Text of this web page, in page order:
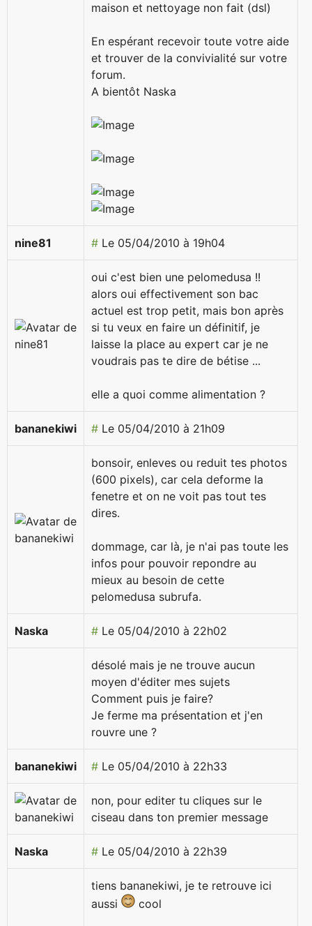
maison et nettoyage non fait (dsl)
En espérant recevoir toute votre aide
et trouver de la convivialité sur votre
forum.
A bientôt Naska
nine81 # Le 05/04/2010 à 19h04
oui c'est bien une pelomedusa !!
alors oui effectivement son bac
actuel est trop petit, mais bon après
si tu veux en faire un définitif, je
laisse la place au expert car je ne
voudrais pas te dire de bétise ...
elle a quoi comme alimentation ?
bananekiwi # Le 05/04/2010 à 21h09
bonsoir, enleves ou reduit tes photos
(600 pixels), car cela deforme la
fenetre et on ne voit pas tout tes
dires.
dommage, car là, je n'ai pas toute les
infos pour pouvoir repondre au
mieux au besoin de cette
pelomedusa subrufa.
Naska # Le 05/04/2010 à 22h02
désolé mais je ne trouve aucun
moyen d'éditer mes sujets
Comment puis je faire?
Je ferme ma présentation et j'en
rouvre une ?
bananekiwi # Le 05/04/2010 à 22h33
non, pour editer tu cliques sur le
ciseau dans ton premier message
Naska # Le 05/04/2010 à 22h39
tiens bananekiwi, je te retrouve ici
aussi
cool